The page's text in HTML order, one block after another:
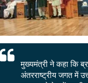
मुख्यमंत्री ने कहा कि
अंतरराष्ट्रीय जगत में